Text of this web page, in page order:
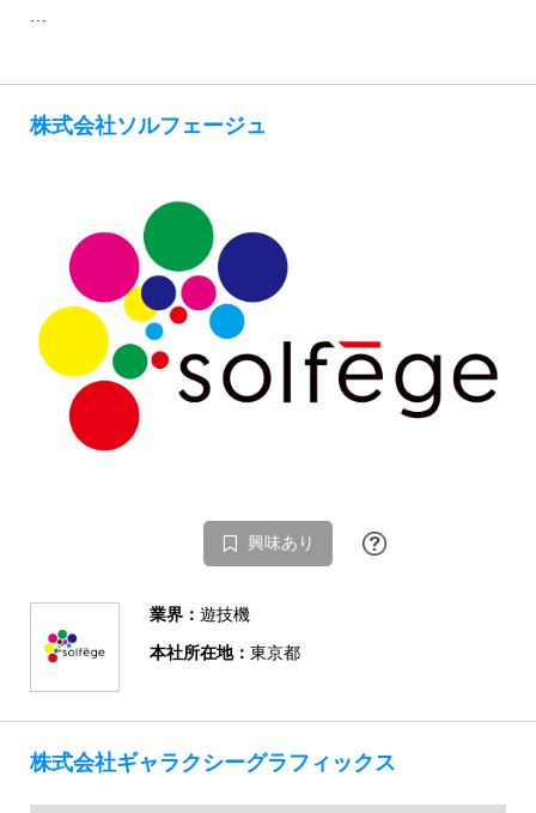
株式会社ソルフェージュ
興味あり
業界： 遊技機
本社所在地： 東京都
株式会社ギャラクシーグラフィックス